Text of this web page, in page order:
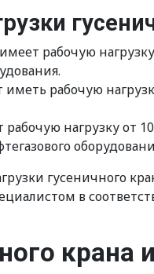
рабочую
рабочую
нагрузку от
гусеничного
в
крана